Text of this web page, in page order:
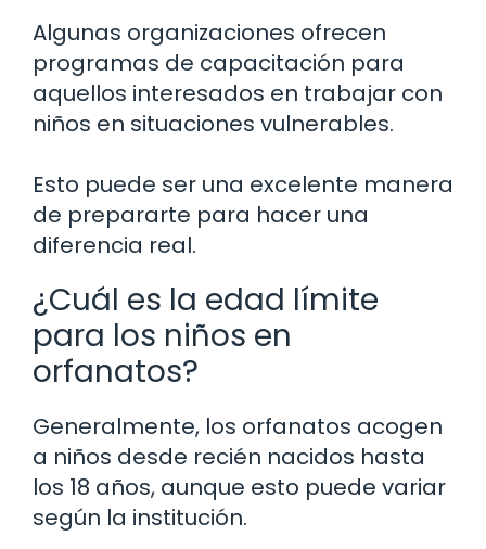
Algunas organizaciones ofrecen
programas de capacitación para
aquellos interesados en trabajar con
niños en situaciones vulnerables.
Esto puede ser una excelente manera
de prepararte para hacer una
diferencia real.
¿Cuál es la edad límite
para los niños en
orfanatos?
Generalmente, los orfanatos acogen
a niños desde recién nacidos hasta
los 18 años, aunque esto puede variar
según la institución.